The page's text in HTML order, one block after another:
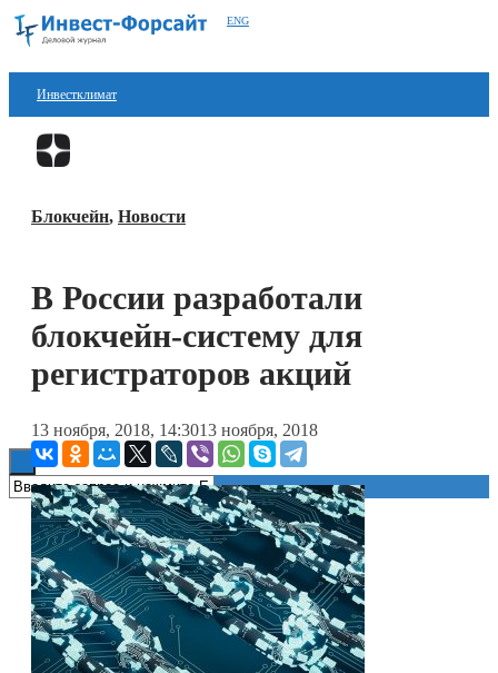
ENG
Инвестклимат
Финансы
Блокчейн
Блокчейн, Новости
В России разработали
блокчейн-систему для
регистраторов акций
13 ноября, 2018, 14:3013 ноября, 2018